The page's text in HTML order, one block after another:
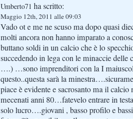
Umberto71 ha scritto:
Maggio 12th, 2011 alle 09:03
Vado ot e me ne scuso ma dopo quasi
molti ancora non hanno imparato a
buttano soldi in un calcio che è lo
succedendo in lega con le minaccie
….) …sono imprenditori con la I
questo..questa sarà la
piace è evidente e sacrosanto ma il
mecenati anni 80…fatevelo entrare in
solo lucro….giovani , basso profilo e